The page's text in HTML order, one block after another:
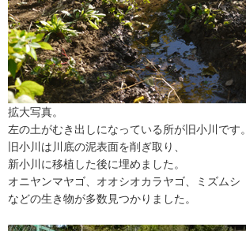
拡大写真。
左の土がむき出しになっている所が旧小川です。
旧小川は川底の泥表面を削ぎ取り、
新小川に移植した後に埋めました。
オニヤンマヤゴ、オオシオカラヤゴ、ミズムシ
などの生き物が多数見つかりました。